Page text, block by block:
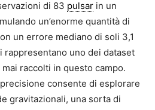
di 83 pulsar in un
un’enorme quantità di
un errore mediano di soli 3,1
rappresentano uno dei dataset
raccolti in questo campo.
consente di esplorare
gravitazionali, una sorta di